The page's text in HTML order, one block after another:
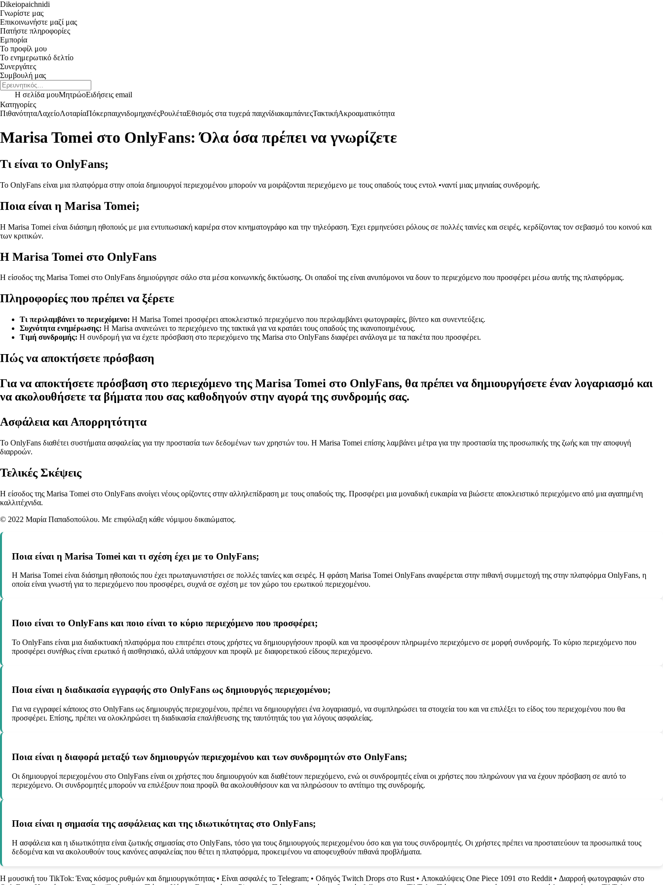
Dikeiopaichnidi
Γνωρίστε μας
Επικοινωνήστε μαζί μας
Πατήστε πληροφορίες
Εμπορία
Το προφίλ μου
Το ενημερωτικό δελτίο
Συνεργάτες
Συμβουλή μας
Η σελίδα μουΜητρώοΕιδήσεις email
Κατηγορίες
ΠιθανότηταΛαχείοΛοταρίαΠόκερπαιχνιδομηχανέςΡουλέταΕθισμός στα τυχερά παιχνίδιακαμπάνιεςΤακτικήΑκροαματικότητα
Marisa Tomei στο OnlyFans: Όλα όσα πρέπει να γνωρίζετε
Τι είναι το OnlyFans;
Το OnlyFans είναι μια πλατφόρμα στην οποία δημιουργοί περιεχομένου μπορούν να μοιράζονται περιεχόμενο με τους οπαδούς τους εντολ •ναντί μιας μηνιαίας συνδρομής.
Ποια είναι η Marisa Tomei;
Η Marisa Tomei είναι διάσημη ηθοποιός με μια εντυπωσιακή καριέρα στον κινηματογράφο και την τηλεόραση. Έχει ερμηνεύσει ρόλους σε πολλές ταινίες και σειρές, κερδίζοντας τον σεβασμό του κοινού και
των κριτικών.
Η Marisa Tomei στο OnlyFans
Η είσοδος της Marisa Tomei στο OnlyFans δημιούργησε σάλο στα μέσα κοινωνικής δικτύωσης. Οι οπαδοί της είναι ανυπόμονοι να δουν το περιεχόμενο που προσφέρει μέσω αυτής της πλατφόρμας.
Πληροφορίες που πρέπει να ξέρετε
Τι περιλαμβάνει το περιεχόμενο: Η Marisa Tomei προσφέρει αποκλειστικό περιεχόμενο που περιλαμβάνει φωτογραφίες, βίντεο και συνεντεύξεις.
Συχνότητα ενημέρωσης: Η Marisa ανανεώνει το περιεχόμενο της τακτικά για να κρατάει τους οπαδούς της ικανοποιημένους.
Τιμή συνδρομής: Η συνδρομή για να έχετε πρόσβαση στο περιεχόμενο της Marisa στο OnlyFans διαφέρει ανάλογα με τα πακέτα που προσφέρει.
Πώς να αποκτήσετε πρόσβαση
Για να αποκτήσετε πρόσβαση στο περιεχόμενο της Marisa Tomei στο OnlyFans, θα πρέπει να δημιουργήσετε έναν λογαριασμό και
να ακολουθήσετε τα βήματα που σας καθοδηγούν στην αγορά της συνδρομής σας.
Ασφάλεια και Απορρητότητα
Το OnlyFans διαθέτει συστήματα ασφαλείας για την προστασία των δεδομένων των χρηστών του. Η Marisa Tomei επίσης λαμβάνει μέτρα για την προστασία της προσωπικής της ζωής και την αποφυγή
διαρροών.
Τελικές Σκέψεις
Η είσοδος της Marisa Tomei στο OnlyFans ανοίγει νέους ορίζοντες στην αλληλεπίδραση με τους οπαδούς της. Προσφέρει μια μοναδική ευκαιρία να βιώσετε αποκλειστικό περιεχόμενο από μια αγαπημένη
καλλιτέχνιδα.
© 2022 Μαρία Παπαδοπούλου. Με επιφύλαξη κάθε νόμιμου δικαιώματος.
Ποια είναι η Marisa Tomei και τι σχέση έχει με το OnlyFans;
Η Marisa Tomei είναι διάσημη ηθοποιός που έχει πρωταγωνιστήσει σε πολλές ταινίες και σειρές. Η φράση Marisa Tomei OnlyFans αναφέρεται στην πιθανή συμμετοχή της στην πλατφόρμα OnlyFans, η
οποία είναι γνωστή για το περιεχόμενο που προσφέρει, συχνά σε σχέση με τον χώρο του ερωτικού περιεχομένου.
Ποιο είναι το OnlyFans και ποιο είναι το κύριο περιεχόμενο που προσφέρει;
Το OnlyFans είναι μια διαδικτυακή πλατφόρμα που επιτρέπει στους χρήστες να δημιουργήσουν προφίλ και να προσφέρουν πληρωμένο περιεχόμενο σε μορφή συνδρομής. Το κύριο περιεχόμενο που
προσφέρει συνήθως είναι ερωτικό ή αισθησιακό, αλλά υπάρχουν και προφίλ με διαφορετικού είδους περιεχόμενο.
Ποια είναι η διαδικασία εγγραφής στο OnlyFans ως δημιουργός περιεχομένου;
Για να εγγραφεί κάποιος στο OnlyFans ως δημιουργός περιεχομένου, πρέπει να δημιουργήσει ένα λογαριασμό, να συμπληρώσει τα στοιχεία του και να επιλέξει το είδος του περιεχομένου που θα
προσφέρει. Επίσης, πρέπει να ολοκληρώσει τη διαδικασία επαλήθευσης της ταυτότητάς του για λόγους ασφαλείας.
Ποια είναι η διαφορά μεταξύ των δημιουργών περιεχομένου και των συνδρομητών στο OnlyFans;
Οι δημιουργοί περιεχομένου στο OnlyFans είναι οι χρήστες που δημιουργούν και διαθέτουν περιεχόμενο, ενώ οι συνδρομητές είναι οι χρήστες που πληρώνουν για να έχουν πρόσβαση σε αυτό το
περιεχόμενο. Οι συνδρομητές μπορούν να επιλέξουν ποια προφίλ θα ακολουθήσουν και να πληρώσουν το αντίτιμο της συνδρομής.
Ποια είναι η σημασία της ασφάλειας και της ιδιωτικότητας στο OnlyFans;
Η ασφάλεια και η ιδιωτικότητα είναι ζωτικής σημασίας στο OnlyFans, τόσο για τους δημιουργούς περιεχομένου όσο και για τους συνδρομητές. Οι χρήστες πρέπει να προστατεύουν τα προσωπικά τους
δεδομένα και να ακολουθούν τους κανόνες ασφαλείας που θέτει η πλατφόρμα, προκειμένου να αποφευχθούν πιθανά προβλήματα.
Η μουσική του TikTok: Ένας κόσμος ρυθμών και δημιουργικότητας • Είναι ασφαλές το Telegram; • Οδηγός Twitch Drops στο Rust • Αποκαλύψεις One Piece 1091 στο Reddit • Διαρροή φωτογραφιών στο